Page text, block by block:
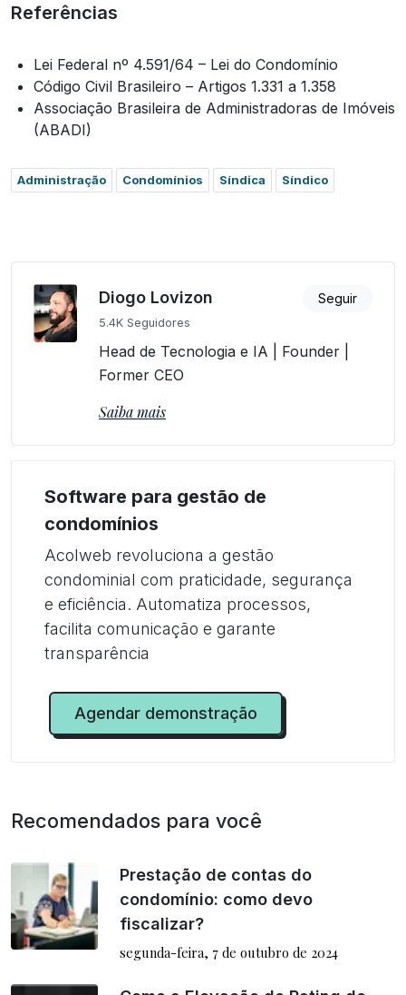
Referências
Lei Federal nº 4.591/64 – Lei do Condomínio
Código Civil Brasileiro – Artigos 1.331 a 1.358
Associação Brasileira de Administradoras de Imóveis
(ABADI)
Administração Condomínios Síndica Síndico
Diogo Lovizon
5.4K Seguidores
Seguir
Head de Tecnologia e IA | Founder |
Former CEO
Saiba mais
Software para gestão de
condomínios
Acolweb revoluciona a gestão
condominial com praticidade, segurança
e eficiência. Automatiza processos,
facilita comunicação e garante
transparência
Agendar demonstração
Recomendados para você
Prestação de contas do
condomínio: como devo
fiscalizar?
segunda-feira, 7 de outubro de 2024